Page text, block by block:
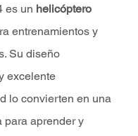
es un helicóptero
entrenamientos y
Su diseño
excelente
lo convierten en una
para aprender y